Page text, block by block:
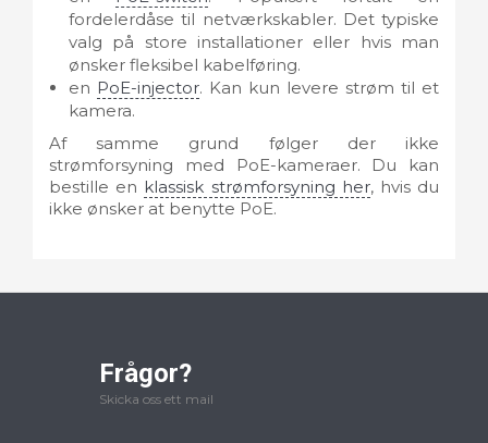
fordelerdåse til netværkskabler. Det typiske
valg på store installationer eller hvis man
ønsker fleksibel kabelføring.
en PoE-injector. Kan kun levere strøm til et
kamera.
Af samme grund følger der ikke
strømforsyning med PoE-kameraer. Du kan
bestille en klassisk strømforsyning her, hvis du
ikke ønsker at benytte PoE.
Frågor?
Skicka oss ett mail